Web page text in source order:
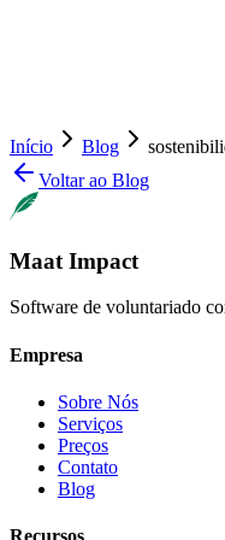
Início Blog
Voltar ao Blog
Maat Impact
Software de voluntariado
Empresa
Sobre Nós
Serviços
Preços
Contato
Blog